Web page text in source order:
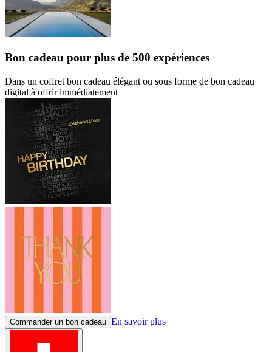
Bon cadeau pour plus de 500 expériences
Dans un coffret bon cadeau élégant ou sous forme de bon cadeau
digital à offrir immédiatement
Commander un bon cadeau En savoir plus